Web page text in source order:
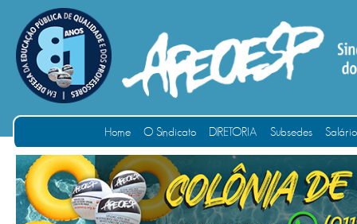
Home O Sindicato DIRETORIA Subsedes